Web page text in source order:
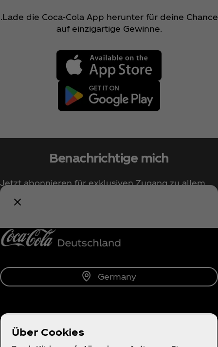
.Lade die Coca‑Cola App herunter für deine Chance
auf einzigartige Gewinne.
Benachrichtige mich
Jetzt abonnieren für exklusiven Zugang zu allem
rund um Coca‑Cola!
Germany
Über uns
Über Cookies